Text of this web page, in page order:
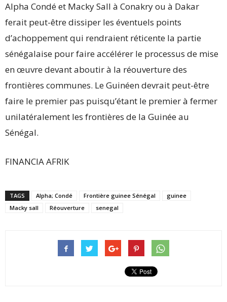
Alpha Condé et Macky Sall à Conakry ou à Dakar
ferait peut-être dissiper les éventuels points
d’achoppement qui rendraient réticente la partie
sénégalaise pour faire accélérer le processus de mise
en œuvre devant aboutir à la réouverture des
frontières communes. Le Guinéen devrait peut-être
faire le premier pas puisqu’étant le premier à fermer
unilatéralement les frontières de la Guinée au
Sénégal.
FINANCIA AFRIK
TAGS Alpha; Condé Frontière guinee Sénégal
guinee
Macky sall
Réouverture senegal